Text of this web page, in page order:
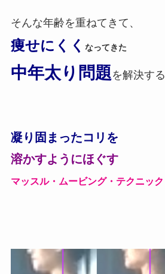
そんな年齢を重ねてきて、
痩せにくく なってきた
中年太り問題を解決する
凝り固まったコリを
溶かすようにほぐす
マッスル・ムービング・ テクニック